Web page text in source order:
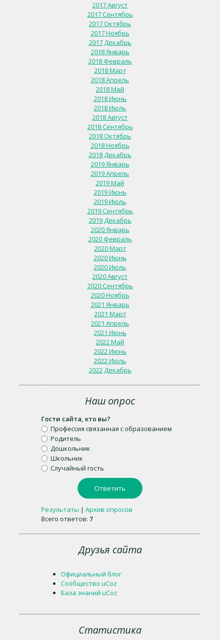
2017 Август
2017 Сентябрь
2017 Октябрь
2017 Ноябрь
2017 Декабрь
2018 Январь
2018 Февраль
2018 Март
2018 Апрель
2018 Май
2018 Июнь
2018 Июль
2018 Август
2018 Сентябрь
2018 Октябрь
2018 Ноябрь
2018 Декабрь
2019 Январь
2019 Апрель
2019 Май
2019 Июнь
2019 Июль
2019 Сентябрь
2019 Декабрь
2020 Январь
2020 Февраль
2020 Март
2020 Июнь
2020 Июль
2020 Август
2020 Сентябрь
2020 Ноябрь
2021 Январь
2021 Март
2021 Апрель
2021 Июнь
2022 Май
2022 Июнь
2022 Июль
2022 Декабрь
Наш опрос
Гости сайта, кто вы?
Профессия связанная с образованием
Родитель
Дошкольник
Школьник
Случайный гость
Результаты | Архив опросов
Всего ответов: 7
Друзья сайта
Официальный блог
Сообщество uCoz
База знаний uCoz
Статистика